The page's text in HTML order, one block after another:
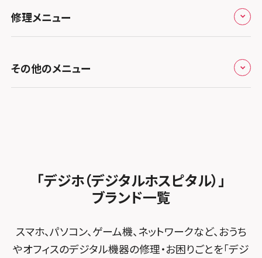
スマホスピタル テルル蒲生
スマホスピタル テルル新越谷
スマホスピタル テルル草加花栗
スマホスピタル テルル東川口
スマホスピタル テルル松戸五香
スマホスピタル テルル宮野木
スマホスピタル名古屋金山
スマホスピタル 大府
スマホスピタル 西枇杷島
スマホスピタル 尾張旭
スマホスピタル平和が丘
スマホスピタル春日井勝川
スマホスピタル難波
スマホスピタルイオンタウン茨木太田
スマホスピタル住道オペラパーク
スマホスピタル東大阪ロンモール布施
スマホスピタル堺
スマホスピタル 堺出張所
スマホスピタル西条
スマホスピタル福岡天神
スマホスピタル熊本下通
スマホスピタル GODOモバイル大分府内町
お知らせ
修理メニュー
iPhone修理メニュー
MacBook修理メニュー
その他のメニュー
FCNTスマートフォン修理
「デジホ（デジタルホスピタル）」
ブランド一覧
スマホ、パソコン、ゲーム機、ネットワークなど、おうち
やオフィスのデジタル機器の修理・お困りごとを「デジ